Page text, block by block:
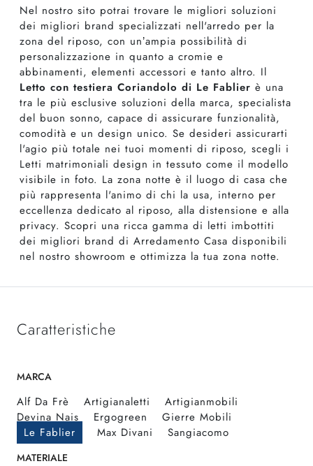
Nel nostro sito potrai trovare le migliori soluzioni
dei migliori brand specializzati nell'arredo per la
zona del riposo, con un’ampia possibilità di
personalizzazione in quanto a cromie e
abbinamenti, elementi accessori e tanto altro. Il
Letto con testiera Coriandolo di Le Fablier è una
tra le più esclusive soluzioni della marca, specialista
del buon sonno, capace di assicurare funzionalità,
comodità e un design unico. Se desideri assicurarti
l'agio più totale nei tuoi momenti di riposo, scegli i
Letti matrimoniali design in tessuto come il modello
visibile in foto. La zona notte è il luogo di casa che
più rappresenta l'animo di chi la usa, interno per
eccellenza dedicato al riposo, alla distensione e alla
privacy. Scopri una ricca gamma di letti imbottiti
dei migliori brand di Arredamento Casa disponibili
nel nostro showroom e ottimizza la tua zona notte.
Caratteristiche
MARCA
Alf Da Frè Artigianaletti
Artigianmobili
Devina Nais
Ergogreen
Gierre Mobili
Le Fablier
Max Divani Sangiacomo
MATERIALE